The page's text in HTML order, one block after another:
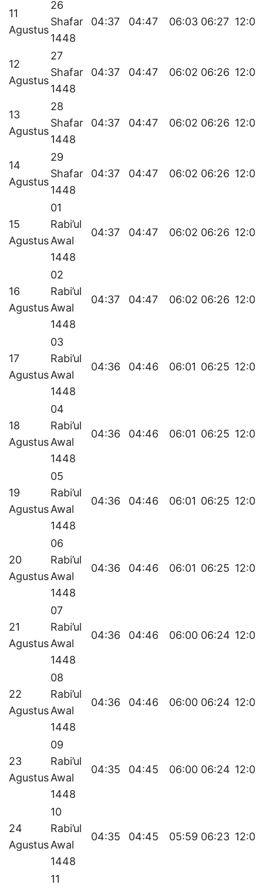
11
Agustus
26
Shafar
1448
04:37 04:47 06:03 06:27 12:08
12
Agustus
27
Shafar
1448
04:37 04:47 06:02 06:26 12:07
13
Agustus
28
Shafar
1448
04:37 04:47 06:02 06:26 12:07
14
Agustus
29
Shafar
1448
04:37 04:47 06:02 06:26 12:07
15
Agustus
01
Rabi’ul
Awal
1448
04:37 04:47 06:02 06:26 12:07
16
Agustus
02
Rabi’ul
Awal
1448
04:37 04:47 06:02 06:26 12:07
17
Agustus
03
Rabi’ul
Awal
1448
04:36 04:46 06:01 06:25 12:07
18
Agustus
04
Rabi’ul
Awal
1448
04:36 04:46 06:01 06:25 12:06
19
Agustus
05
Rabi’ul
Awal
1448
04:36 04:46 06:01 06:25 12:06
20
Agustus
06
Rabi’ul
Awal
1448
04:36 04:46 06:01 06:25 12:06
21
Agustus
07
Rabi’ul
Awal
1448
04:36 04:46 06:00 06:24 12:06
22
Agustus
08
Rabi’ul
Awal
1448
04:36 04:46 06:00 06:24 12:05
23
Agustus
09
Rabi’ul
Awal
1448
04:35 04:45 06:00 06:24 12:05
24
Agustus
10
Rabi’ul
Awal
1448
04:35 04:45 05:59 06:23 12:05
11